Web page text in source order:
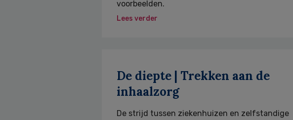
voorbeelden.
Lees verder
De diepte | Trekken aan de
inhaalzorg
De strijd tussen ziekenhuizen en zelfstandige